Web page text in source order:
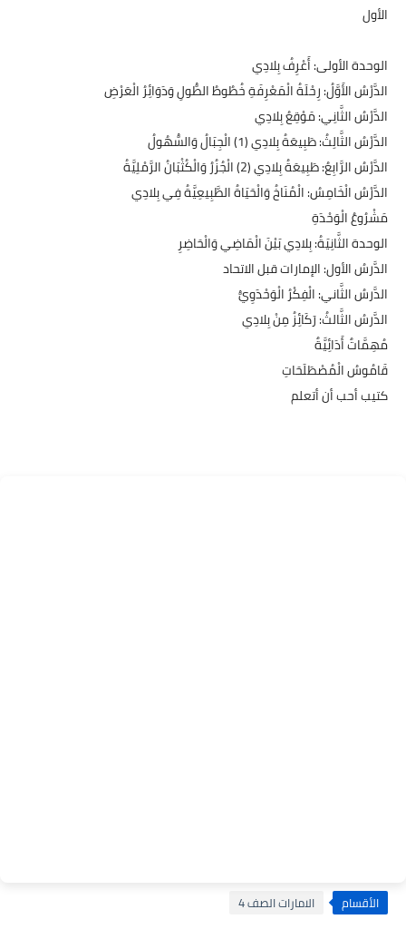
الأول
​الوحدة الأولى: أَعْرِفُ بِلادِي
​الدَّرْسُ الأَوَّلُ: رِحْلَةُ الْمَعْرِفَةِ خُطُوطُ الطُّولِ وَدَوَائِرُ الْعَرْضِ
​الدَّرْسُ الثَّانِي: مَوْقِعُ بِلادِي
​الدَّرْسُ الثَّالِثُ: طَبِيعَةُ بِلادِي (1) الْجِبَالُ وَالسُّهُولُ
​الدَّرْسُ الرَّابِعُ: طَبِيعَةُ بِلادِي (2) الْجُزُرُ وَالْكُثْبَانُ الرَّمْلِيَّةُ
​الدَّرْسُ الْخَامِسُ: الْمُنَاخُ وَالْحَيَاةُ الطَّبِيعِيَّةُ فِي بِلادِي
​مَشْرُوعُ الْوَحْدَةِ
​الوحدة الثَّانِيَةُ: بِلادِي بَيْنَ الْمَاضِي وَالْحَاضِرِ
​الدَّرسُ الأول: الإمارات قبل الاتحاد
​الدَّرسُ الثَّاني: الْفِكْرُ الْوَحْدَوِيُّ
​الدَّرسُ الثَّالثُ: رَكَائِزُ مِنْ بِلادِي
​مُهِمَّاتٌ أَدَائِيَّةٌ
​قَامُوسُ الْمُصْطَلَحَاتِ
​كتيب أحب أن أتعلم
الأقسام الامارات الصف 4